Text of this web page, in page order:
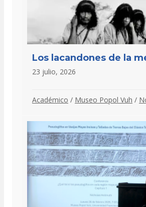
Los lacandones de la
23 julio, 2026
Académico / Museo Popol Vuh /